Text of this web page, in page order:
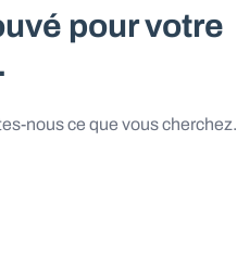
pour votre
nous ce que vous cherchez.